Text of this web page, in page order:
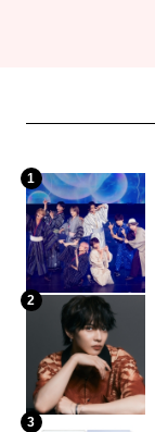
1
2
3